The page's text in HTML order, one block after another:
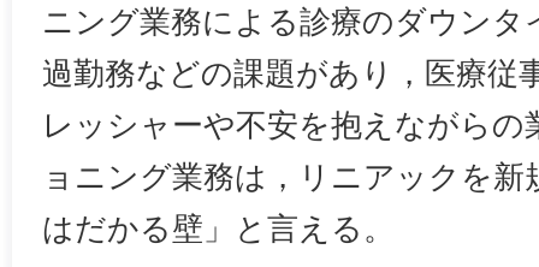
ニング業務による診療のダウンタ
過勤務などの課題があり，医療従
レッシャーや不安を抱えながら
ョニング業務は，リニアックを新
はだかる壁」と言える。